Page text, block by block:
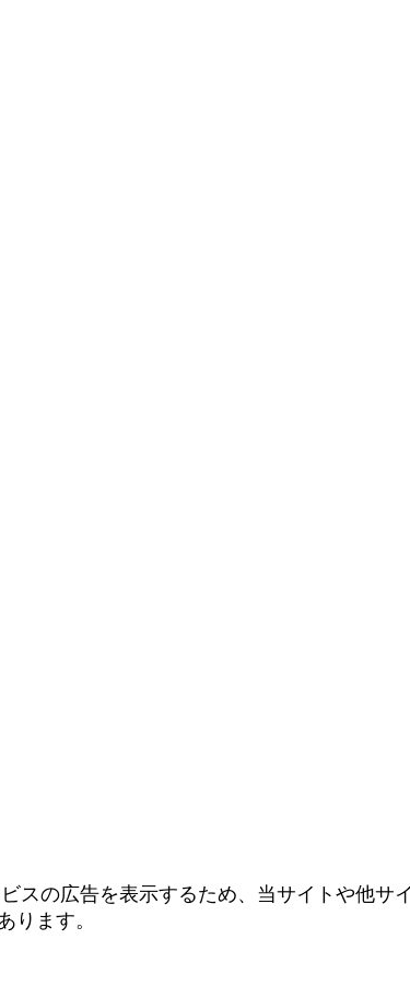
の広告を表示するため、当サイトや他サ
ります。